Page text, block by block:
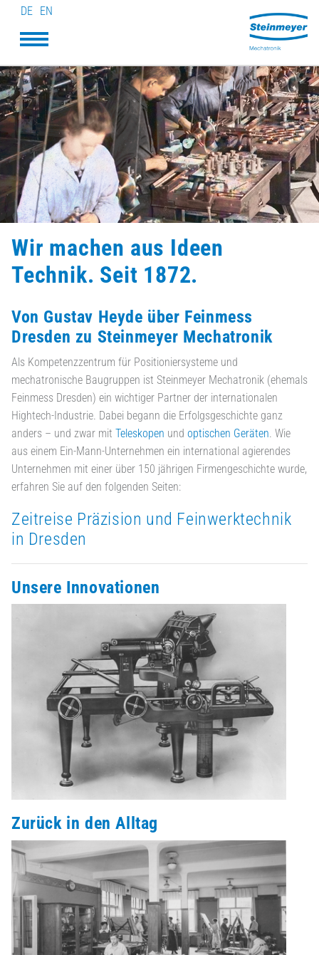
DE EN
Wir machen aus Ideen
Technik. Seit 1872.
Von Gustav Heyde über Feinmess
Dresden zu Steinmeyer Mechatronik
Als Kompetenzzentrum für Positioniersysteme und
mechatronische Baugruppen ist Steinmeyer Mechatronik (ehemals
Feinmess Dresden) ein wichtiger Partner der internationalen
Hightech-Industrie. Dabei begann die Erfolgsgeschichte ganz
anders – und zwar mit Teleskopen und optischen Geräten. Wie
aus einem Ein-Mann-Unternehmen ein international agierendes
Unternehmen mit einer über 150 jährigen Firmengeschichte wurde,
erfahren Sie auf den folgenden Seiten:
Zeitreise Präzision und Feinwerktechnik
in Dresden
Unsere Innovationen
Zurück in den Alltag